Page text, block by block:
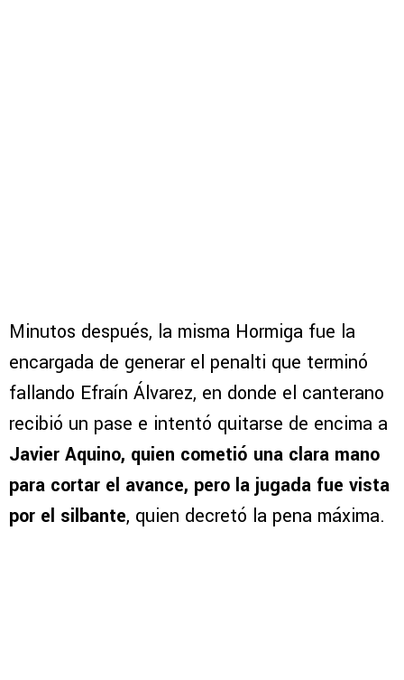
Minutos después, la misma Hormiga fue la
encargada de generar el penalti que terminó
fallando Efraín Álvarez, en donde el canterano
recibió un pase e intentó quitarse de encima a
Javier Aquino, quien cometió una clara mano
para cortar el avance, pero la jugada fue vista
por el silbante, quien decretó la pena máxima.